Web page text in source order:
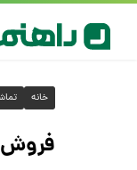
خانه
فروش